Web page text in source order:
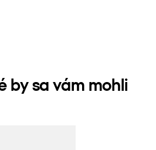
by sa vám mohli